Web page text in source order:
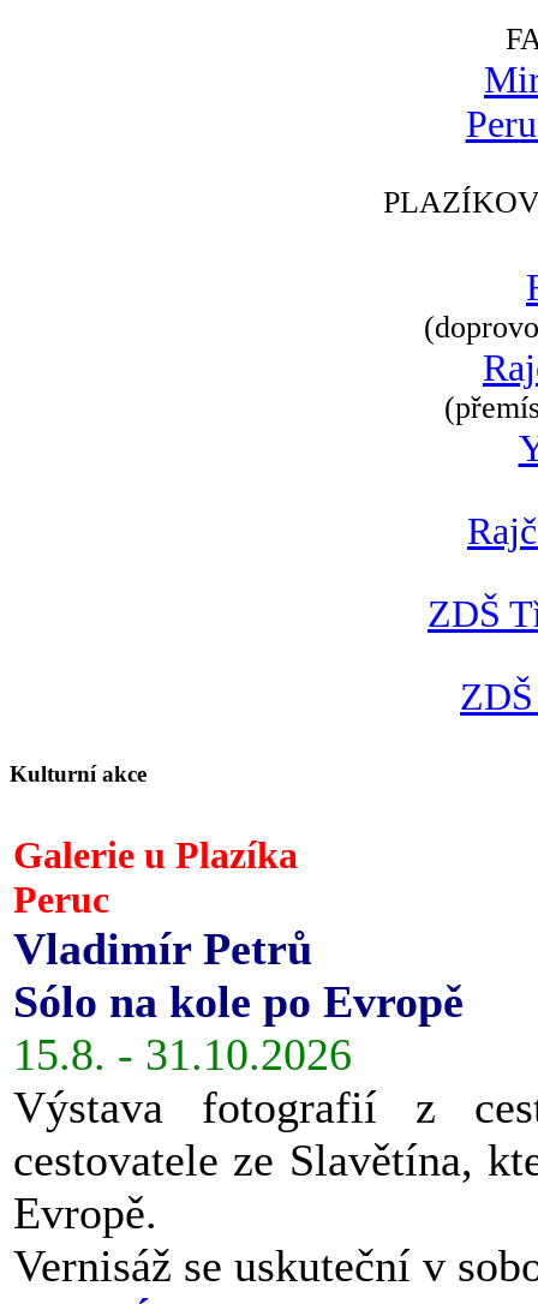
ZDŠ
Kulturní akce
Galerie u Plazíka
Peruc
Vladimír Petrů
Sólo na kole po Evropě
15.8. - 31.10.2026
Výstava fotografií z
cestovatele ze Slavětína,
Evropě.
Vernisáž se uskuteční v